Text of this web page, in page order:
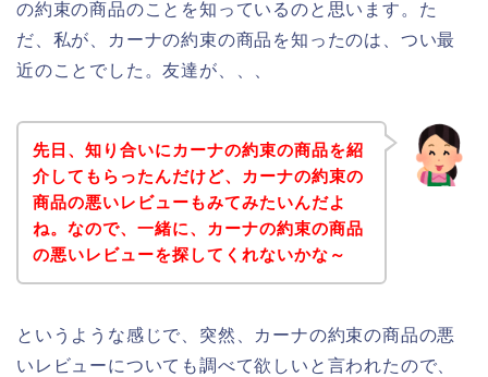
の約束の商品のことを知っているのと思います。た
だ、私が、カーナの約束の商品を知ったのは、つい最
近のことでした。友達が、、、
先日、知り合いにカーナの約束の商品を紹
介してもらったんだけど、カーナの約束の
商品の悪いレビューもみてみたいんだよ
ね。なので、一緒に、カーナの約束の商品
の悪いレビューを探してくれないかな～
というような感じで、突然、カーナの約束の商品の悪
いレビューについても調べて欲しいと言われたので、